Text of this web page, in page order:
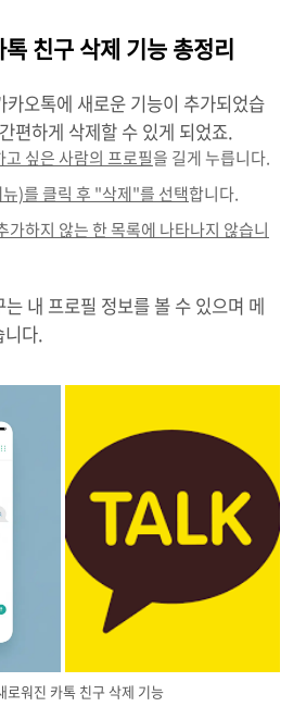
친구 삭제 기능 총정리
오톡에 새로운 기능이 추가되었습
편하게 삭제할 수 있게 되었죠.
싶은 사람의 프로필을 길게 누릅니다.
)를 클릭 후 "삭제"를 선택합니다.
가하지 않는 한 목록에 나타나지 않습니
는 내 프로필 정보를 볼 수 있으며 메
니다.
로워진 카톡 친구 삭제 기능